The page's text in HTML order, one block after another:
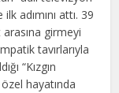
adımını attı. 39
girmeyi
tavırlarıyla
“Kızgın
hayatında